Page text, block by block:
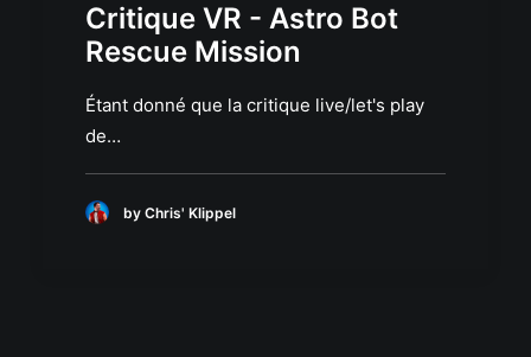
Critique VR - Astro Bot
Rescue Mission
Étant donné que la critique live/let's play
de…
by Chris' Klippel